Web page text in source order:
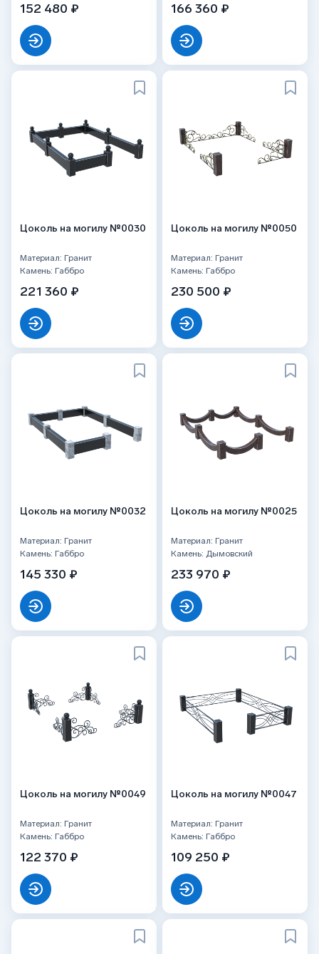
152 480 ₽ 166 360 ₽
Цоколь на могилу №0030
Материал: Гранит
Камень: Габбро
221 360 ₽
Цоколь на могилу №0050
Материал: Гранит
Камень: Габбро
230 500 ₽
Цоколь на могилу №0032
Материал: Гранит
Камень: Габбро
145 330 ₽
Цоколь на могилу №0025
Материал: Гранит
Камень: Дымовский
233 970 ₽
Цоколь на могилу №0049
Материал: Гранит
Камень: Габбро
122 370 ₽
Цоколь на могилу №0047
Материал: Гранит
Камень: Габбро
109 250 ₽